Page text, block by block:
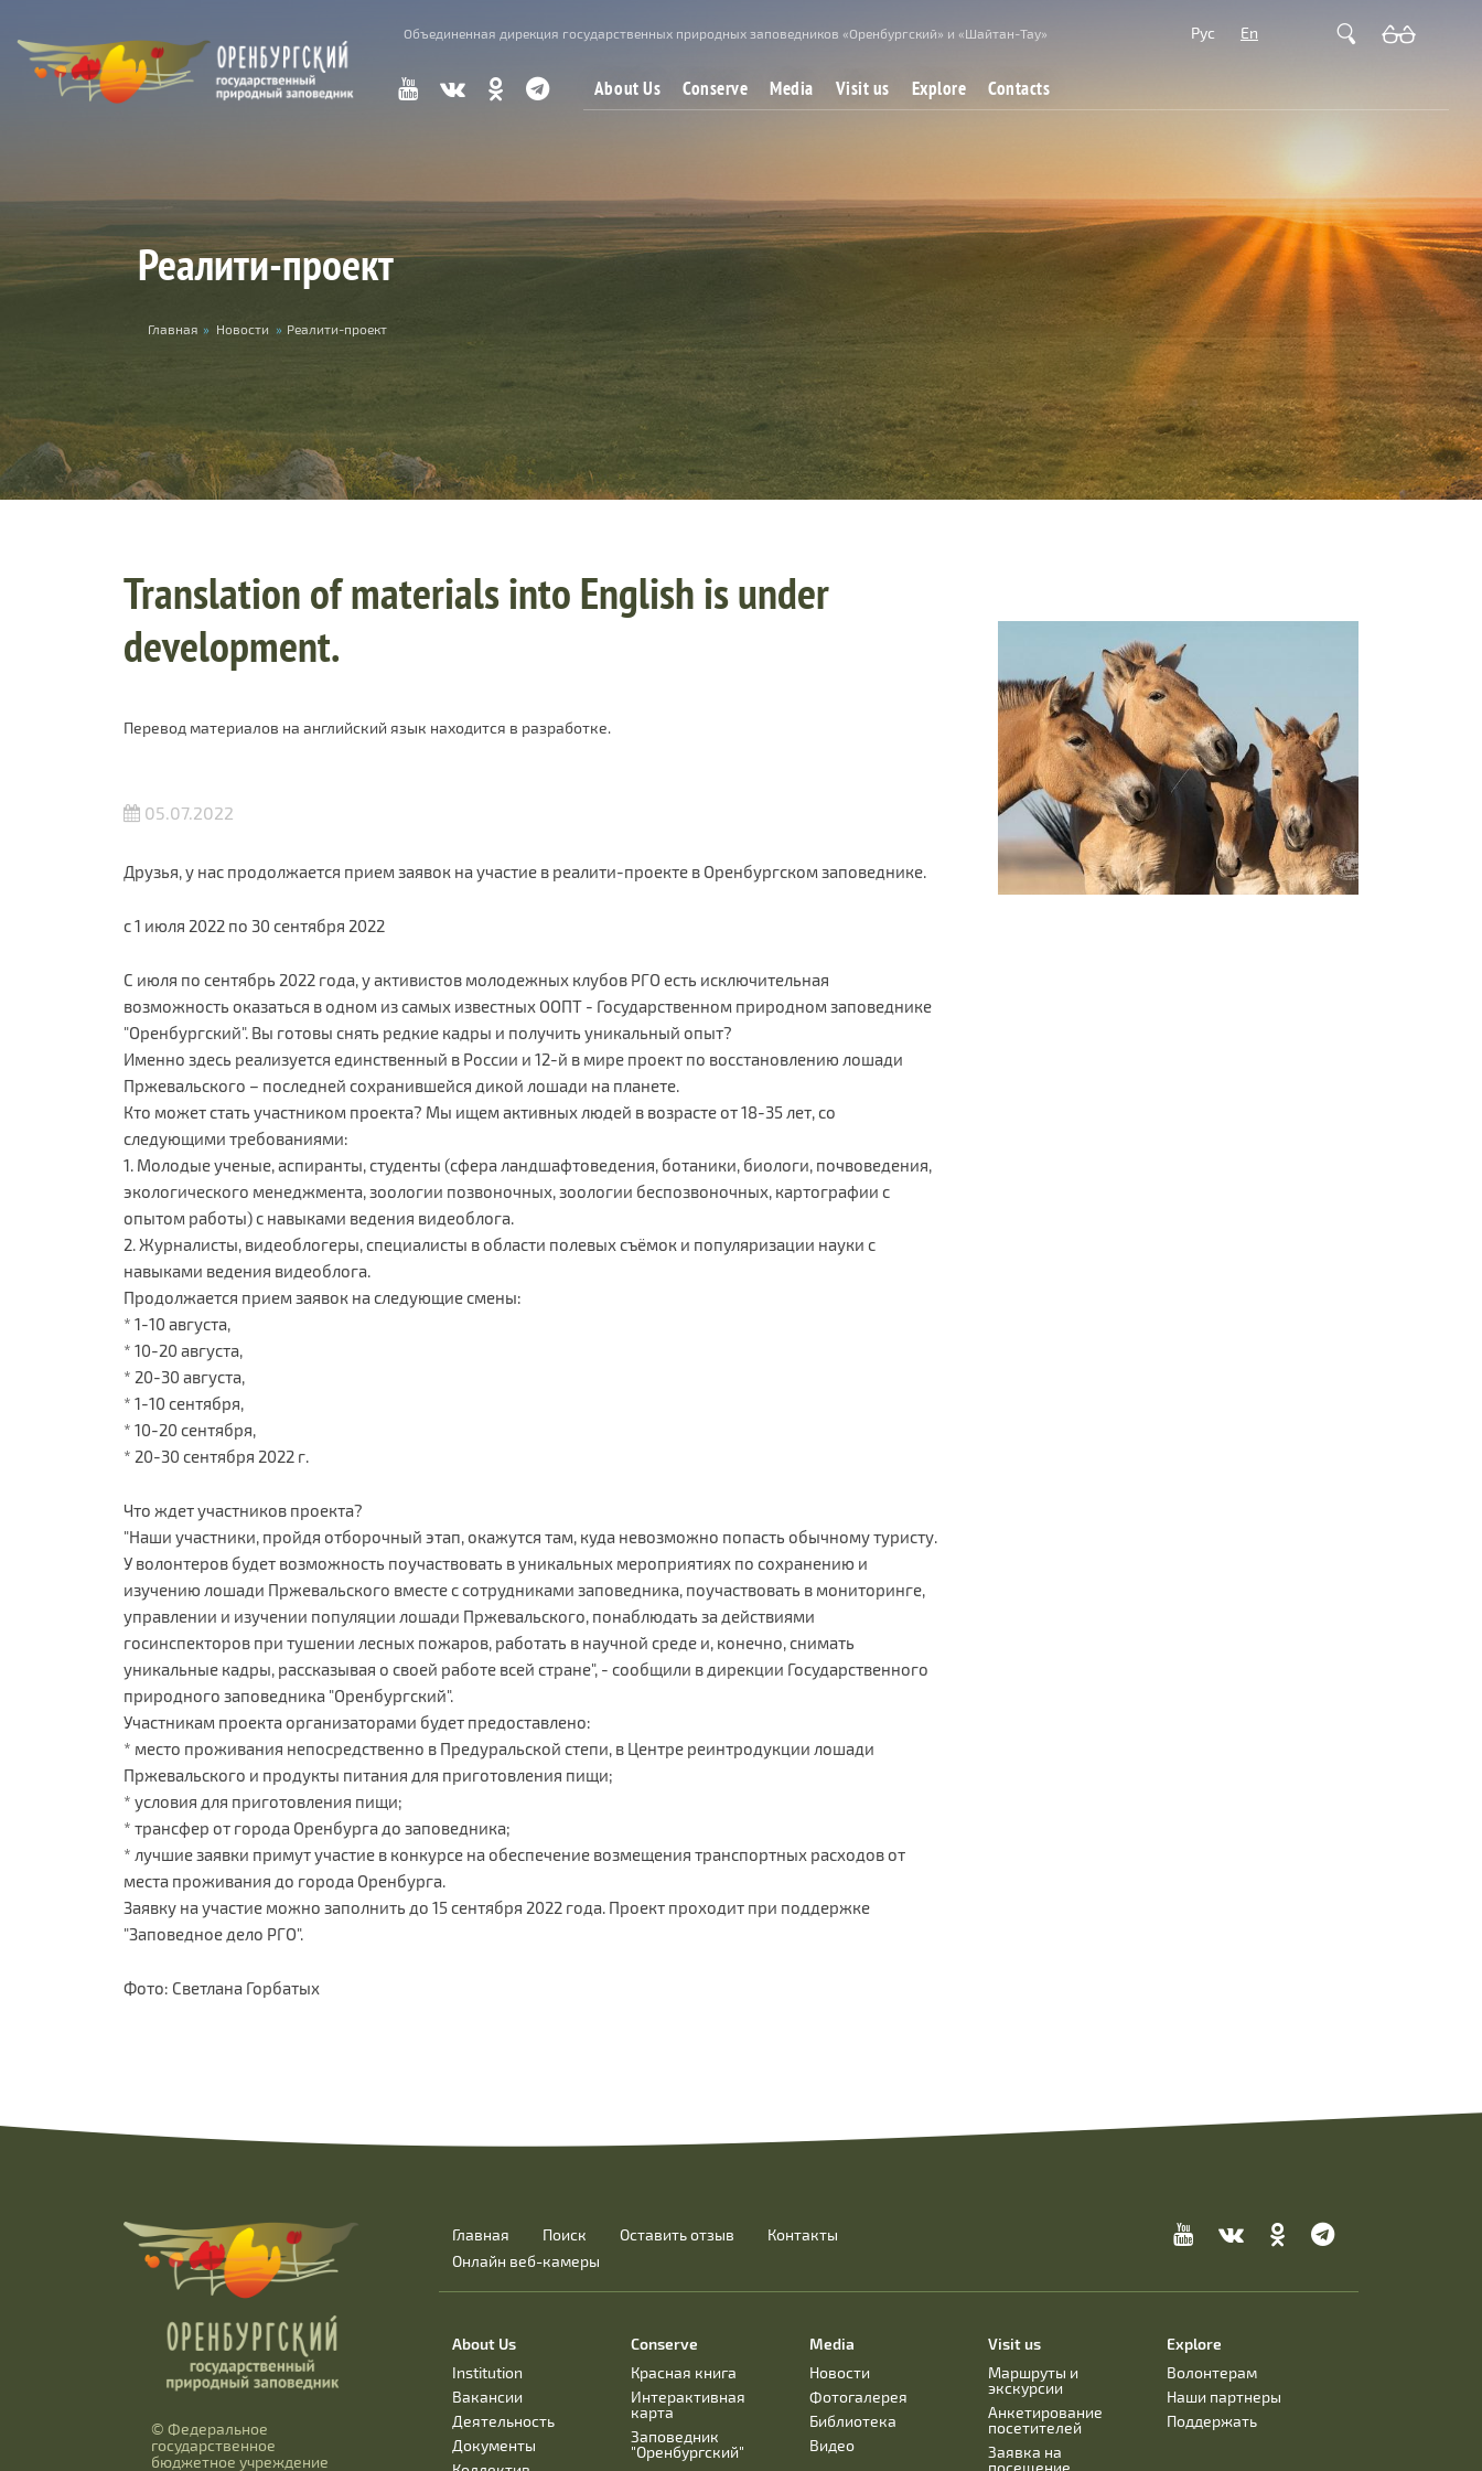
Объединенная дирекция государственных природных заповедников «Оренбургский» и «Шайтан-Тау» Рус En
About Us Conserve Media Visit us Explore Contacts
Реалити-проект
You are here
Главная » Новости » Реалити-проект
Translation of materials into English is under
development.
Перевод материалов на английский язык находится в разработке.
05.07.2022
Друзья, у нас продолжается прием заявок на участие в реалити-проекте в Оренбургском заповеднике.
с 1 июля 2022 по 30 сентября 2022
С июля по сентябрь 2022 года, у активистов молодежных клубов РГО есть исключительная
возможность оказаться в одном из самых известных ООПТ - Государственном природном заповеднике
"Оренбургский". Вы готовы снять редкие кадры и получить уникальный опыт?
Именно здесь реализуется единственный в России и 12-й в мире проект по восстановлению лошади
Пржевальского – последней сохранившейся дикой лошади на планете.
Кто может стать участником проекта? Мы ищем активных людей в возрасте от 18-35 лет, со
следующими требованиями:
1. Молодые ученые, аспиранты, студенты (сфера ландшафтоведения, ботаники, биологи, почвоведения,
экологического менеджмента, зоологии позвоночных, зоологии беспозвоночных, картографии с
опытом работы) с навыками ведения видеоблога.
2. Журналисты, видеоблогеры, специалисты в области полевых съёмок и популяризации науки с
навыками ведения видеоблога.
Продолжается прием заявок на следующие смены:
* 1-10 августа,
* 10-20 августа,
* 20-30 августа,
* 1-10 сентября,
* 10-20 сентября,
* 20-30 сентября 2022 г.
Что ждет участников проекта?
"Наши участники, пройдя отборочный этап, окажутся там, куда невозможно попасть обычному туристу.
У волонтеров будет возможность поучаствовать в уникальных мероприятиях по сохранению и
изучению лошади Пржевальского вместе с сотрудниками заповедника, поучаствовать в мониторинге,
управлении и изучении популяции лошади Пржевальского, понаблюдать за действиями
госинспекторов при тушении лесных пожаров, работать в научной среде и, конечно, снимать
уникальные кадры, рассказывая о своей работе всей стране", - сообщили в дирекции Государственного
природного заповедника "Оренбургский".
Участникам проекта организаторами будет предоставлено:
* место проживания непосредственно в Предуральской степи, в Центре реинтродукции лошади
Пржевальского и продукты питания для приготовления пищи;
* условия для приготовления пищи;
* трансфер от города Оренбурга до заповедника;
* лучшие заявки примут участие в конкурсе на обеспечение возмещения транспортных расходов от
места проживания до города Оренбурга.
Заявку на участие можно заполнить до 15 сентября 2022 года. Проект проходит при поддержке
"Заповедное дело РГО".
Фото: Светлана Горбатых
© Федеральное
государственное
бюджетное учреждение
Главная Поиск Оставить отзыв
Контакты
Онлайн веб-камеры
About Us
Institution
Вакансии
Деятельность
Документы
Conserve
Красная книга
Интерактивная
карта
Заповедник
"Оренбургский"
Media
Новости
Фотогалерея
Библиотека
Видео
Visit us
Маршруты и
экскурсии
Анкетирование
посетителей
Заявка на
посещение
Explore
Волонтерам
Наши партнеры
Поддержать